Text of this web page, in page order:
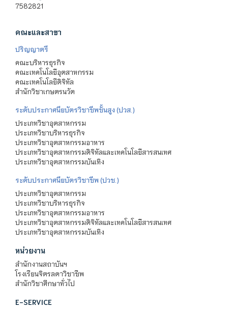
7582821
คณะและสาขา
ปริญญาตรี
คณะบริหารธุรกิจ
คณะเทคโนโลยีอุตสาหกรรม
คณะเทคโนโลยีดิจิทัล
สำนักวิชาเกษตรนวัต
ระดับประกาศนียบัตรวิชาชีพชั้นสูง (ปวส.)
ประเภทวิชาอุตสาหกรรม
ประเภทวิชาบริหารธุรกิจ
ประเภทวิชาอุตสาหกรรมอาหาร
ประเภทวิชาอุตสาหกรรมดิจิทัลและเทคโนโลยีสารสนเทศ
ประเภทวิชาอุตสาหกรรมบันเทิง
ระดับประกาศนียบัตรวิชาชีพ (ปวช.)
ประเภทวิชาอุตสาหกรรม
ประเภทวิชาบริหารธุรกิจ
ประเภทวิชาอุตสาหกรรมอาหาร
ประเภทวิชาอุตสาหกรรมดิจิทัลและเทคโนโลยีสารสนเทศ
ประเภทวิชาอุตสาหกรรมบันเทิง
หน่วยงาน
สำนักงานสถาบันฯ
โรงเรียนจิตรลดาวิชาชีพ
สำนักวิชาศึกษาทั่วไป
E-SERVICE